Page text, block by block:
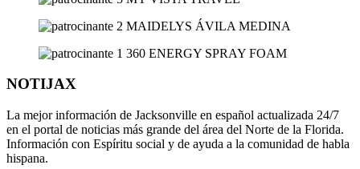
NOTIJAX
La mejor información de Jacksonville en español actualizada 24/7
en el portal de noticias más grande del área del Norte de la Florida.
Información con Espíritu social y de ayuda a la comunidad de habla
hispana.